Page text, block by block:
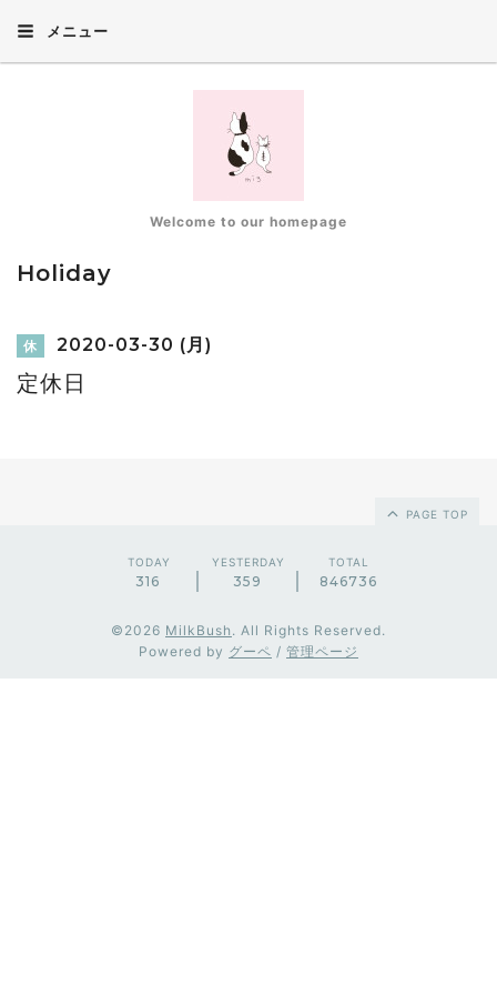
メニュー
Welcome to our homepage
Holiday
休 2020-03-30 (月)
定休日
PAGE TOP
TODAY
316
YESTERDAY
359
TOTAL
846736
©2026 MilkBush . All Rights Reserved.
Powered by グーペ / 管理ページ